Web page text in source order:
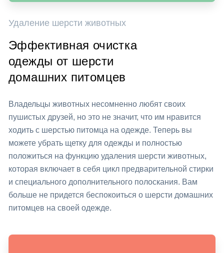
Удаление шерсти животных
Эффективная очистка
одежды от шерсти
домашних питомцев
Владельцы животных несомненно любят своих
пушистых друзей, но это не значит, что им нравится
ходить с шерстью питомца на одежде. Теперь вы
можете убрать щетку для одежды и полностью
положиться на функцию удаления шерсти животных,
которая включает в себя цикл предварительной стирки
и специального дополнительного полоскания. Вам
больше не придется беспокоиться о шерсти домашних
питомцев на своей одежде.